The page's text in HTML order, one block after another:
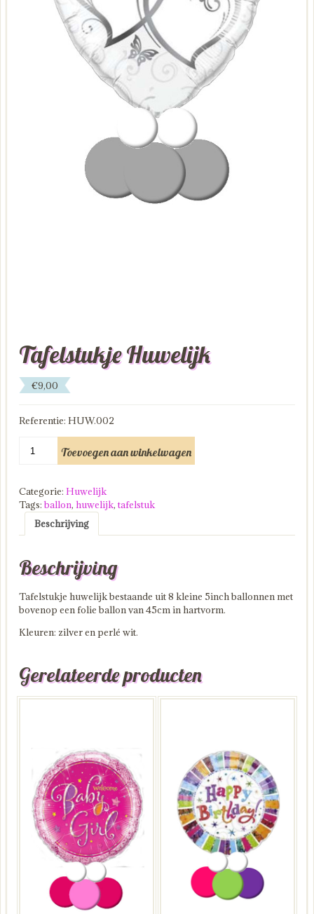
Tafelstukje Huwelijk
€9,00
Referentie: HUW.002
Huwelijk
Toevoegen aan winkelwagen
Categorie: Huwelijk
Tags:ballon, huwelijk, tafelstuk
Beschrijving
Beschrijving
Tafelstukje huwelijk bestaande uit 8 kleine 5inch ballonnen met
bovenop een folie ballon van 45cm in hartvorm.
Kleuren: zilver en perlé wit.
Gerelateerde producten